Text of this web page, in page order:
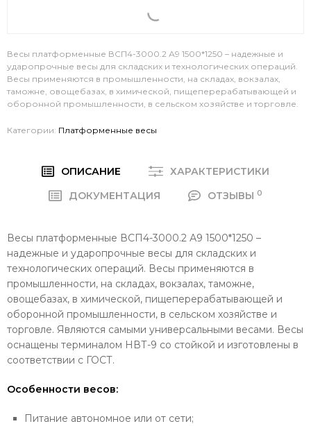
Весы платформенные ВСП4-3000.2 А9 1500*1250 – надежные и
ударопрочные весы для складских и технологических операций.
Весы применяются в промышленности, на складах, вокзалах,
таможне, овощебазах, в химической, пищеперерабатывающей и
оборонной промышленности, в сельском хозяйстве и торговле.
Категории: Платформенные весы
ОПИСАНИЕ
ХАРАКТЕРИСТИКИ
ДОКУМЕНТАЦИЯ
ОТЗЫВЫ 0
Весы платформенные ВСП4-3000.2 А9 1500*1250 –
надежные и ударопрочные весы для складских и
технологических операций. Весы применяются в
промышленности, на складах, вокзалах, таможне,
овощебазах, в химической, пищеперерабатывающей и
оборонной промышленности, в сельском хозяйстве и
торговле. Являются самыми универсальными весами. Весы
оснащены терминалом НВТ-9 со стойкой и изготовлены в
соответствии с ГОСТ.
Особенности весов:
Питание автономное или от сети;